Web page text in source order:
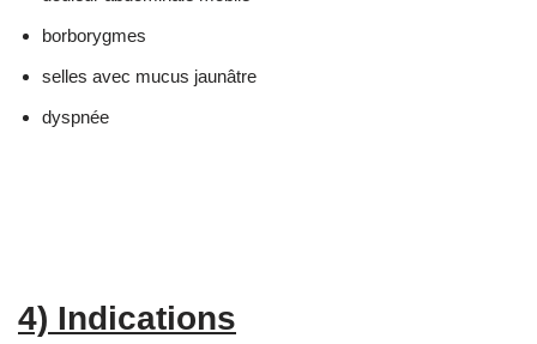
borborygmes
selles avec mucus jaunâtre
dyspnée
4) Indications